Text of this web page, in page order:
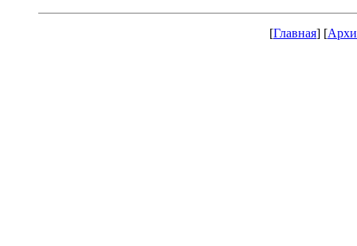
[Главная] [